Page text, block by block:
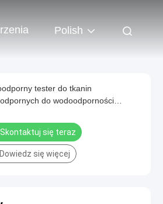
Polish
tester do tkanin
do wodoodporności
Skontaktuj się teraz
Dowiedz się więcej